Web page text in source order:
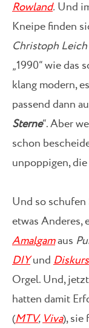
Rowland. Und
Kneipe finden
Christoph Leich
„1990“ wie das
klang modern,
passend dann
Sterne“. Aber
schon
unpoppigen,
Und so
etwas Anderes,
Amalgamaus
DIYundDiskurs
Orgel. Und,
hatten damit
(MTV,Viva), sie